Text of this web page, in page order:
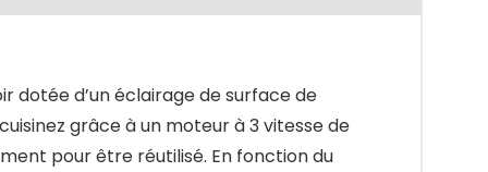
dotée d’un éclairage de surface de
grâce à un moteur à 3 vitesse de
pour être réutilisé. En fonction du